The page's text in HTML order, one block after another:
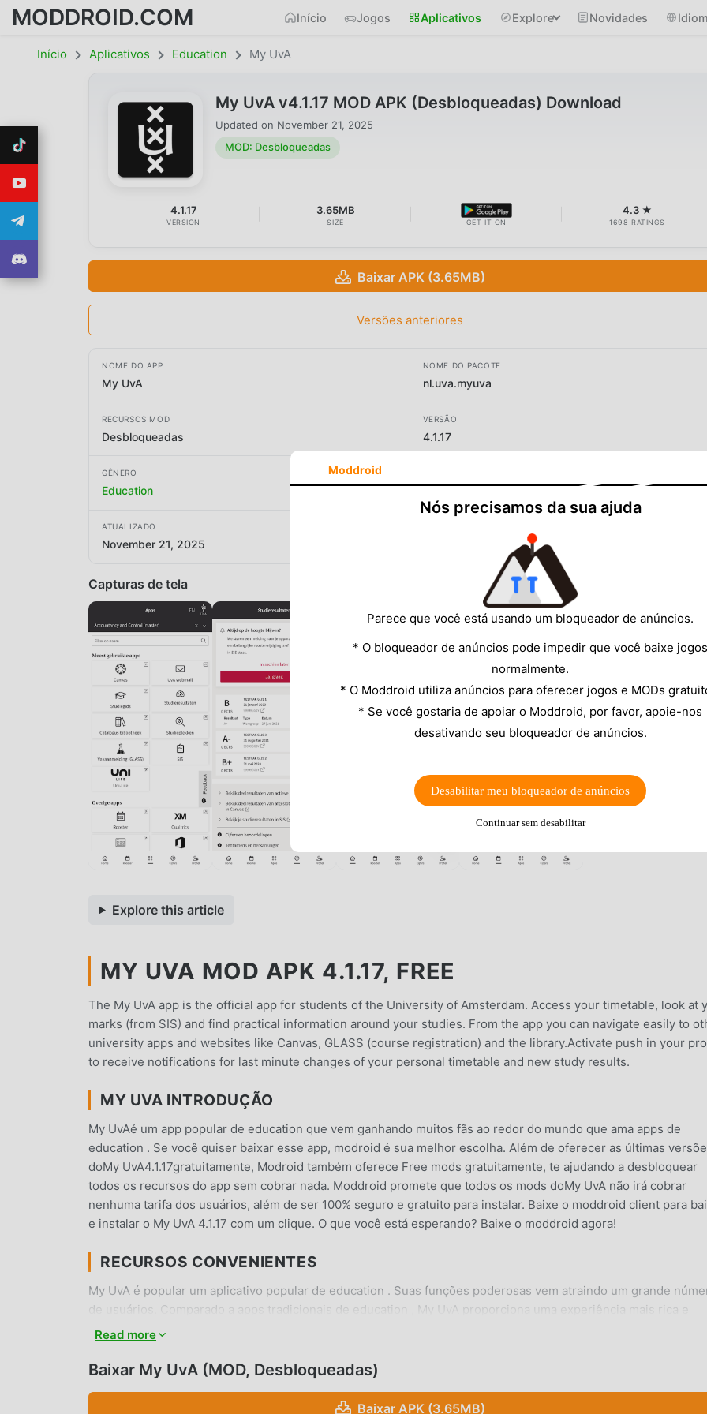
MODDROID.COM Início Jogos Aplicativos Explore Novidades
Início Aplicativos Education My UvA
My UvA v4.1.17 MOD APK (Desbloqueadas) Download
Updated on November 21, 2025
MOD: Desbloqueadas
4.1.17
VERSION
3.65MB
SIZE GET IT ON
4.3 ★
1698 RATINGS
Baixar APK (3.65MB)
Versões anteriores
NOME DO APP
My UvA
NOME DO PACOTE
nl.uva.myuva
RECURSOS MOD
Desbloqueadas
VERSÃO
4.1.17
GÊNERO
Education University of Amsterdam
ATUALIZADO
November 21, 2025
Capturas de tela
Explore this article
MY UVA MOD APK 4.1.17, FREE
The My UvA app is the official app for students of the University of Amsterdam. Access your timetable, look at
marks (from SIS) and find practical information around your studies. From the app you can navigate easily to
university apps and websites like Canvas, GLASS (course registration) and the library.Activate push in your
to receive notifications for last minute changes of your personal timetable and new study results.
MY UVA INTRODUÇÃO
My UvAé um app popular de education que vem ganhando muitos fãs ao redor do mundo que ama apps de
education . Se você quiser baixar esse app, modroid é sua melhor escolha. Além de oferecer as últimas
doMy UvA4.1.17gratuitamente, Modroid também oferece Free mods gratuitamente, te ajudando a desbloquear
todos os recursos do app sem cobrar nada. Moddroid promete que todos os mods doMy UvA não irá cobrar
nenhuma tarifa dos usuários, além de ser 100% seguro e gratuito para instalar. Baixe o moddroid client para
e instalar o My UvA 4.1.17 com um clique. O que você está esperando? Baixe o moddroid agora!
RECURSOS CONVENIENTES
My UvA é popular um aplicativo popular de education . Suas funções poderosas vem atraindo um grande
de usuários. Comparado a apps tradicionais de education , My UvA proporciona uma experiência mais rica e
poderosas funcionalidades. Você somente precisa de baixar e instalarMy UvA4.1.17, para experimentar todas as
que troquem experiências uns com os outros e compartilhe a felicidade que eles encontram no app. O que você
Read more
Baixar My UvA (MOD, Desbloqueadas)
Baixar APK (3.65MB)
Moddroid
Nós precisamos da sua ajuda
Parece que você está usando um bloqueador de anúncios.
* O bloqueador de anúncios pode impedir que você baixe jogos
normalmente.
* O Moddroid utiliza anúncios para oferecer jogos e MODs
* Se você gostaria de apoiar o Moddroid, por favor, apoie-nos
desativando seu bloqueador de anúncios.
Desabilitar meu bloqueador de anúncios
Continuar sem desabilitar